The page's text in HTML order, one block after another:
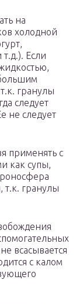
на
холодной
Если
гранулы
следует
не следует
применять с
как супы,
т.к. гранулы
всасывается
с калом